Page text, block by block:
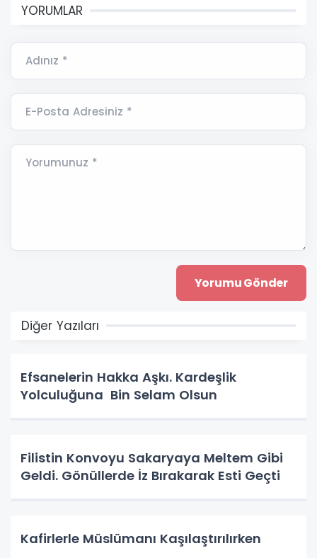
YORUMLAR
Adınız *
E-Posta Adresiniz *
Yorumunuz *
Diğer Yazıları
Efsanelerin Hakka Aşkı. Kardeşlik
Yolculuğuna Bin Selam Olsun
Filistin Konvoyu Sakaryaya Meltem Gibi
Geldi. Gönüllerde İz Bırakarak Esti Geçti
Kafirlerle Müslümanı Kaşılaştırılırken